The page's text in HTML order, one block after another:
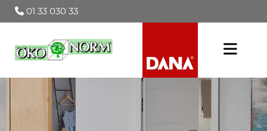
 01 33 030 33